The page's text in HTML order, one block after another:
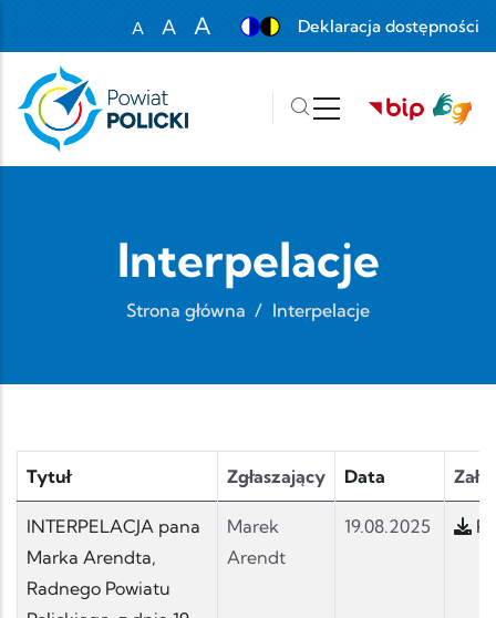
A
Set font size to 100%
A
A
Deklaracja dostępności
Interpelacje
Strona główna / Interpelacje
Tytuł Zgłaszający Data
INTERPELACJA pana
Marka Arendta,
Radnego Powiatu
Marek
Arendt
19.08.2025